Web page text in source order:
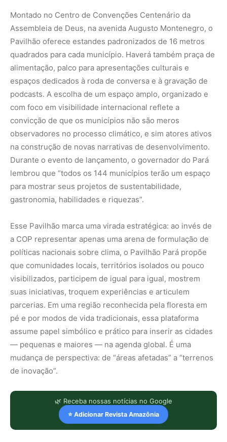
Montado no Centro de Convenções Centenário da
Assembleia de Deus, na avenida Augusto Montenegro, o
Pavilhão oferece estandes padronizados de 16 metros
quadrados para cada município. Haverá também praça de
alimentação, palco para apresentações culturais e
espaços dedicados à roda de conversa e à gravação de
podcasts. A escolha de um espaço amplo, organizado e
com foco em visibilidade internacional reflete a
convicção de que os municípios não são meros
observadores no processo climático, e sim atores ativos
na construção de novas narrativas de desenvolvimento.
Durante o evento de lançamento, o governador do Pará
lembrou que “todos os 144 municípios terão um espaço
para mostrar seus projetos de sustentabilidade,
gastronomia, habilidades e riquezas”.
Esse Pavilhão marca uma virada estratégica: ao invés de
a COP representar apenas uma arena de formulação de
políticas nacionais sobre clima, o Pavilhão Pará propõe
que comunidades locais, territórios isolados ou pouco
visibilizados, participem de igual para igual, mostrem
suas iniciativas, troquem experiências e articulem
parcerias. Em uma região reconhecida pela floresta em
pé e por modos de vida tradicionais, essa plataforma
assume papel simbólico e prático para inserir as cidades
— pequenas e maiores — na agenda global. É uma
mudança de perspectiva: de “áreas afetadas” a “terrenos
de inovação”.
🌿 Receba nossas notícias no Google
⭐ Adicionar Revista Amazônia